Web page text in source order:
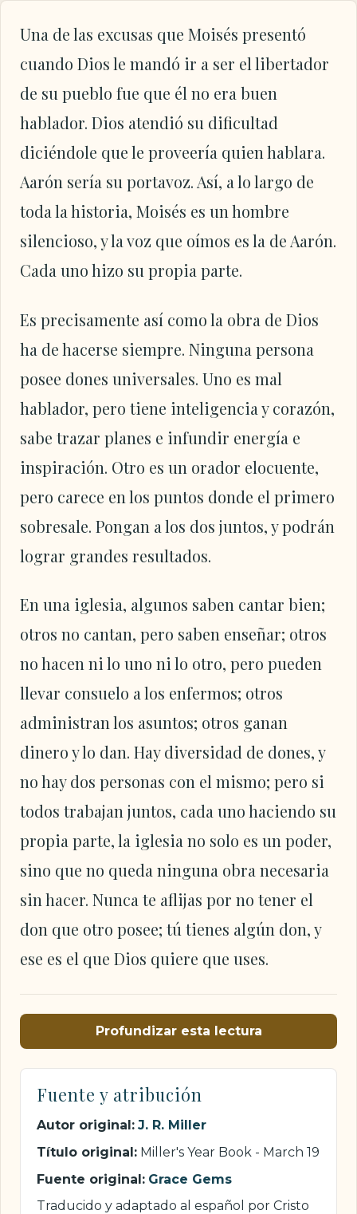
Una de las excusas que Moisés presentó
cuando Dios le mandó ir a ser el libertador
de su pueblo fue que él no era buen
hablador. Dios atendió su dificultad
diciéndole que le proveería quien hablara.
Aarón sería su portavoz. Así, a lo largo de
toda la historia, Moisés es un hombre
silencioso, y la voz que oímos es la de Aarón.
Cada uno hizo su propia parte.
Es precisamente así como la obra de Dios
ha de hacerse siempre. Ninguna persona
posee dones universales. Uno es mal
hablador, pero tiene inteligencia y corazón,
sabe trazar planes e infundir energía e
inspiración. Otro es un orador elocuente,
pero carece en los puntos donde el primero
sobresale. Pongan a los dos juntos, y podrán
lograr grandes resultados.
En una iglesia, algunos saben cantar bien;
otros no cantan, pero saben enseñar; otros
no hacen ni lo uno ni lo otro, pero pueden
llevar consuelo a los enfermos; otros
administran los asuntos; otros ganan
dinero y lo dan. Hay diversidad de dones, y
no hay dos personas con el mismo; pero si
todos trabajan juntos, cada uno haciendo su
propia parte, la iglesia no solo es un poder,
sino que no queda ninguna obra necesaria
sin hacer. Nunca te aflijas por no tener el
don que otro posee; tú tienes algún don, y
ese es el que Dios quiere que uses.
Profundizar esta lectura
Fuente y atribución
Autor original: J. R. Miller
Título original: Miller's Year Book - March 19
Fuente original: Grace Gems
Traducido y adaptado al español por Cristo